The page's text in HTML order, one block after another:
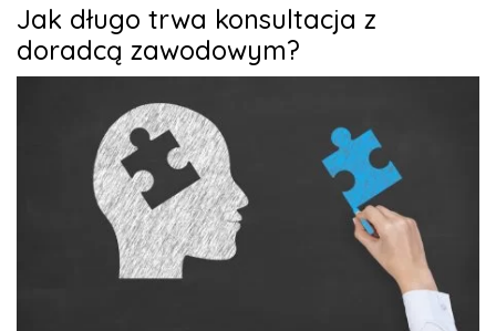
Jak długo trwa konsultacja z
doradcą zawodowym?